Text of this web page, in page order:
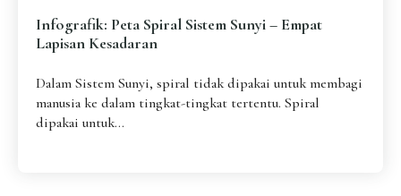
Infografik: Peta Spiral Sistem Sunyi – Empat
Lapisan Kesadaran
Dalam Sistem Sunyi, spiral tidak dipakai untuk membagi
manusia ke dalam tingkat-tingkat tertentu. Spiral
dipakai untuk...